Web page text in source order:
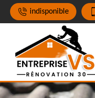
indisponible